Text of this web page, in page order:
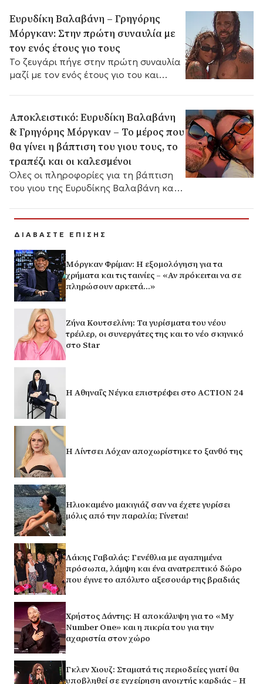
Ευρυδίκη Βαλαβάνη – Γρηγόρης
Μόργκαν: Στην πρώτη συναυλία με
τον ενός έτους γιο τους
Το ζευγάρι πήγε στην πρώτη συναυλία
μαζί με τον ενός έτους γιο του και
Αποκλειστικό: Ευρυδίκη Βαλαβάνη
& Γρηγόρης Μόργκαν – Το μέρος που
θα γίνει η βάπτιση του γιου τους, το
τραπέζι και οι καλεσμένοι
Όλες οι πληροφορίες για τη βάπτιση
του γιου της Ευρυδίκης Βαλαβάνη και
ημέρας.
ΔΙΑΒΑΣΤΕ ΕΠΙΣΗΣ
Μόργκαν Φρίμαν: Η εξομολόγηση για τα
χρήματα και τις ταινίες – «Αν πρόκειται να σε
πληρώσουν αρκετά…»
Ζήνα Κουτσελίνη: Τα γυρίσματα του νέου
τρέιλερ, οι συνεργάτες της και το νέο σκηνικό
στο Star
Η Αθηναΐς Νέγκα επιστρέφει στο ACTION 24
Η Λίντσει Λόχαν αποχωρίστηκε το ξανθό της
Ηλιοκαμένο μακιγιάζ σαν να έχετε γυρίσει
μόλις από την παραλία; Γίνεται!
Λάκης Γαβαλάς: Γενέθλια με αγαπημένα
πρόσωπα, λάμψη και ένα ανατρεπτικό δώρο
που έγινε το απόλυτο αξεσουάρ της βραδιάς
Χρήστος Δάντης: Η αποκάλυψη για το «My
Number One» και η πικρία του για την
αχαριστία στον χώρο
Γκλεν Χιουζ: Σταματά τις περιοδείες γιατί θα
υποβληθεί σε εγχείρηση ανοιχτής καρδιάς – Η